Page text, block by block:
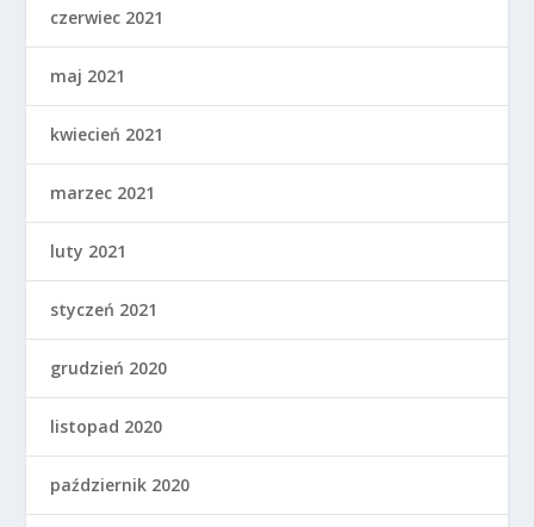
czerwiec 2021
maj 2021
kwiecień 2021
marzec 2021
luty 2021
styczeń 2021
grudzień 2020
listopad 2020
październik 2020